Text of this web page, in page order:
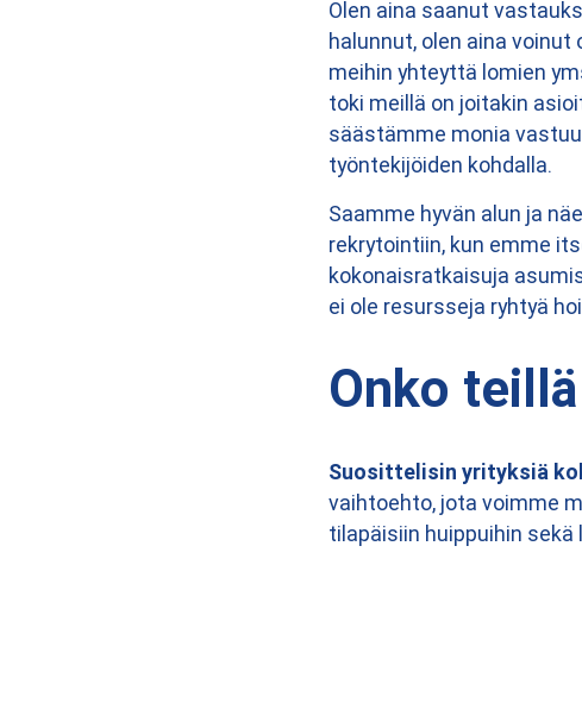
Olen aina saanut
halunnut, olen aina
meihin yhteyttä lomien
toki meillä on joitakin
säästämme monia
työntekijöiden kohdalla.
Saamme hyvän alun ja
rekrytointiin, kun emme
kokonaisratkaisuja
ei ole resursseja ryhtyä
Onko
Suosittelisin yrityksiä
vaihtoehto, jota voimme
tilapäisiin huippuihin sekä